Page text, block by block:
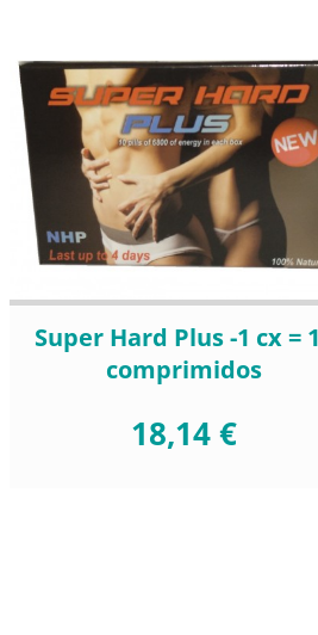
Super Hard Plus -1 cx =
comprimidos
18,14 €